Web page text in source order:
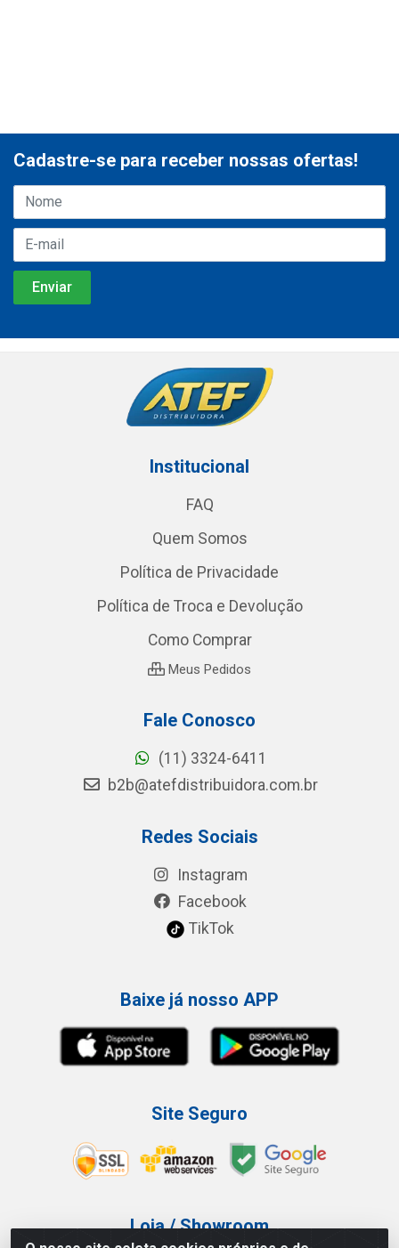
Cadastre-se para receber nossas ofertas!
Institucional
FAQ
Quem Somos
Política de Privacidade
Política de Troca e Devolução
Como Comprar
Meus Pedidos
Fale Conosco
(11) 3324-6411
b2b@atefdistribuidora.com.br
Redes Sociais
Instagram
Facebook
TikTok
Baixe já nosso APP
Site Seguro
Loja / Showroom